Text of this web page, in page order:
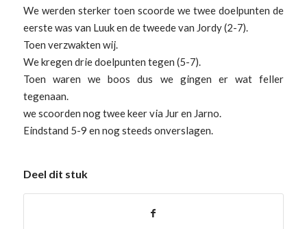
We werden sterker toen scoorde we twee doelpunten de
eerste was van Luuk en de tweede van Jordy (2-7).
Toen verzwakten wij.
We kregen drie doelpunten tegen (5-7).
Toen waren we boos dus we gingen er wat feller
tegenaan.
we scoorden nog twee keer via Jur en Jarno.
Eindstand 5-9 en nog steeds onverslagen.
Deel dit stuk